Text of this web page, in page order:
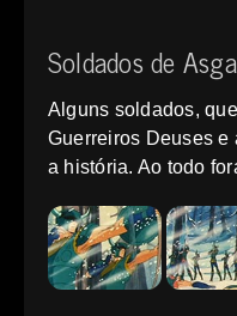
Soldados de
Alguns soldados,
Guerreiros Deuses e
a história. Ao todo